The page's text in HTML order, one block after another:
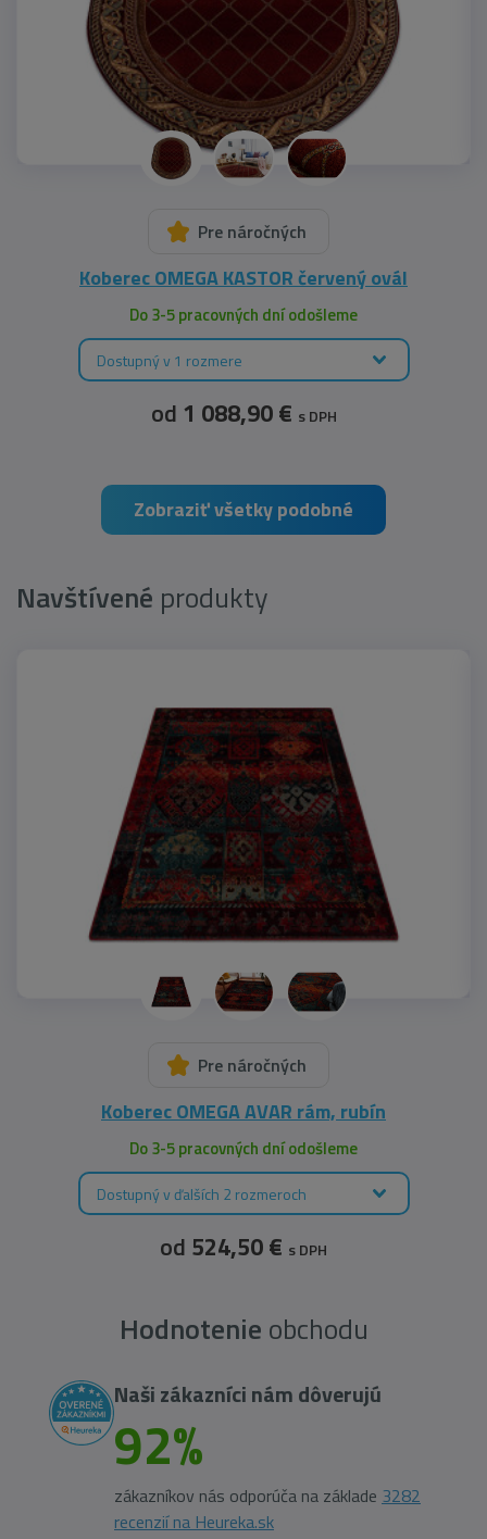
Pre náročných
Koberec OMEGA KASTOR červený ovál
Do 3-5 pracovných dní odošleme
Dostupný v 1 rozmere
od 1 088,90 € s DPH
Zobraziť všetky podobné
Navštívené produkty
Pre náročných
Koberec OMEGA AVAR rám, rubín
Do 3-5 pracovných dní odošleme
Dostupný v ďalších 2 rozmeroch
od 524,50 € s DPH
Hodnotenie obchodu
Naši zákazníci nám dôverujú
92%
zákazníkov nás odporúča na základe 3282
recenzií na Heureka.sk